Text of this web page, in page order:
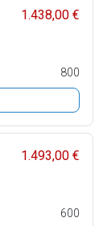
1.438,00 €
800
1.493,00 €
600